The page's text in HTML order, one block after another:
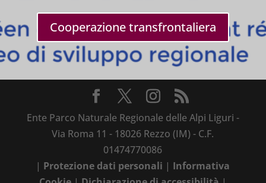
Cooperazione transfrontaliera
Ente Parco Naturale Regionale delle Alpi Liguri -
Via Roma 11 - 18026 Rezzo (IM) - C.F.
01474770086
| Protezione dati personali | Informativa